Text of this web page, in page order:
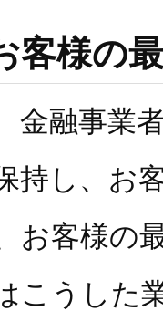
客様の
金融事業
持し、お
お客様の
こうした